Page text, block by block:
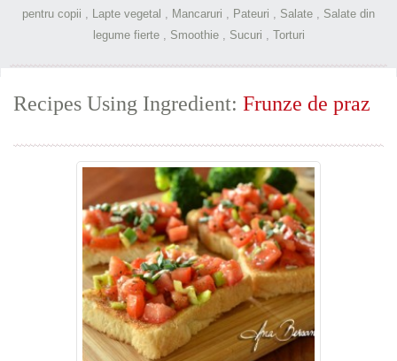
pentru copii , Lapte vegetal , Mancaruri , Pateuri , Salate , Salate din
legume fierte, Smoothie, Sucuri , Torturi
Recipes Using Ingredient:Frunze de praz